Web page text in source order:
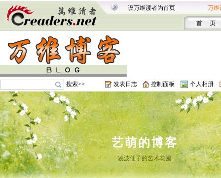
设万维读者为首页 万维
首 页
搜索>> 发表日志 控制面板 个人相册
艺萌的博客
凌波仙子的艺术花园